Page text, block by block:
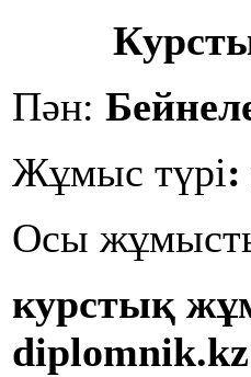
Пән:
Жұмыс түрі:
Осы
курстық
diplomnik.kz